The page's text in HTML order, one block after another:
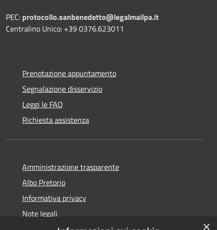
PEC: protocollo.sanbenedetto@legalmailpa.it
Centralino Unico: +39 0376.623011
Prenotazione appuntamento
Segnalazione disservizio
Leggi le FAQ
Richiesta assistenza
Amministrazione trasparente
Albo Pretorio
Informativa privacy
Note legali
×